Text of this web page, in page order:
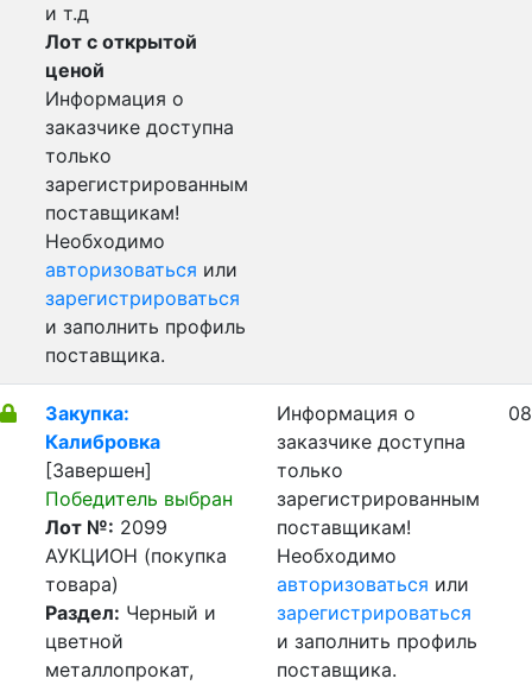
и т.д
Лот с открытой
ценой
Информация о
заказчике доступна
только
зарегистрированным
поставщикам!
Необходимо
авторизоваться или
зарегистрироваться
и заполнить профиль
поставщика.
Закупка:
Калибровка
[Завершен]
Победитель выбран
Лот №: 2099
АУКЦИОН (покупка
товара)
Раздел: Черный и
цветной
металлопрокат,
Информация о
заказчике доступна
только
зарегистрированным
поставщикам!
Необходимо
авторизоваться или
зарегистрироваться
и заполнить профиль
поставщика.